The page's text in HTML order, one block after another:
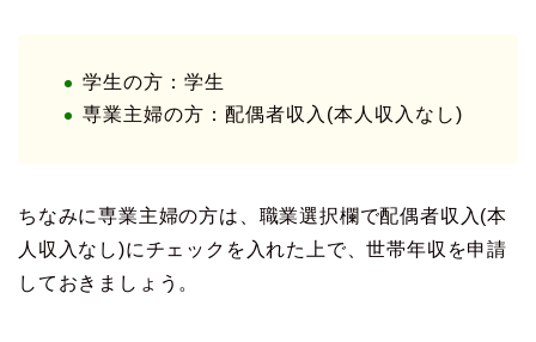
学生の方：学生
専業主婦の方：配偶者収入(本人収入なし)
ちなみに専業主婦の方は、職業選択欄で配偶者収入(本
人収入なし)にチェックを入れた上で、世帯年収を申請
しておきましょう。